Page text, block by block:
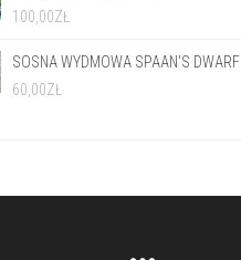
100,00ZŁ
SOSNA WYDMOWA SPAAN'S DWARF
60,00ZŁ